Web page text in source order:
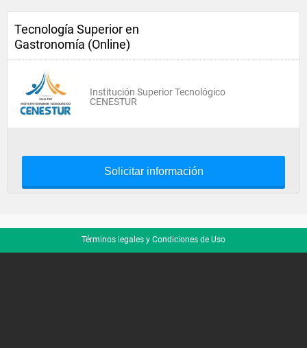
Tecnología Superior en
Gastronomía (Online)
Institución Superior Tecnológico
CENESTUR
Solicitar información
Términos legales y Condiciones de Uso